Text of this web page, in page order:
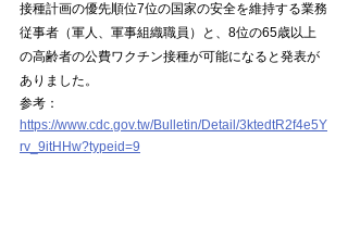
接種計画の優先順位7位の国家の安全を維持する業務
従事者（軍人、軍事組織職員）と、8位の65歳以上
の高齢者の公費ワクチン接種が可能になると発表が
ありました。
参考：
https://www.cdc.gov.tw/Bulletin/Detail/3ktedtR2f4e5Y
rv_9itHHw?typeid=9